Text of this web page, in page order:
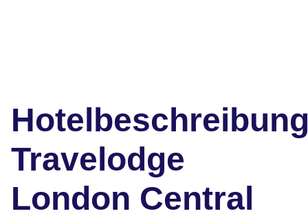
Travelodge
London Central